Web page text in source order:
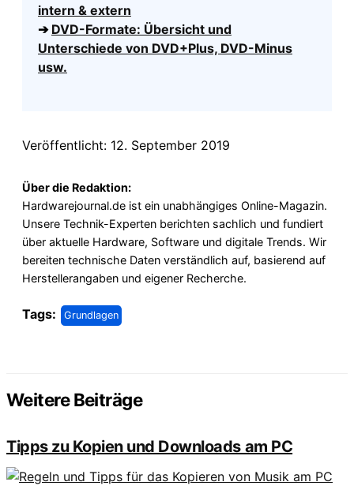
intern & extern
➔ DVD-Formate: Übersicht und
Unterschiede von DVD+Plus, DVD-Minus
usw.
Veröffentlicht: 12. September 2019
Über die Redaktion:
Hardwarejournal.de ist ein unabhängiges Online-Magazin.
Unsere Technik-Experten berichten sachlich und fundiert
über aktuelle Hardware, Software und digitale Trends. Wir
bereiten technische Daten verständlich auf, basierend auf
Herstellerangaben und eigener Recherche.
Tags: Grundlagen
Weitere Beiträge
Tipps zu Kopien und Downloads am PC